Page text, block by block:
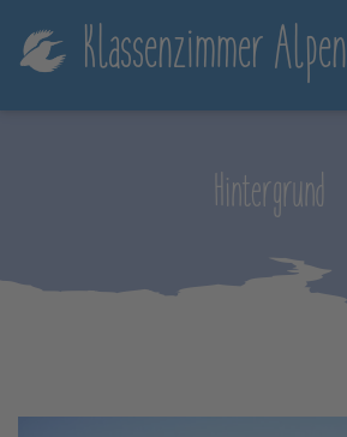
Klassenzimmer Alpen
Hintergrund